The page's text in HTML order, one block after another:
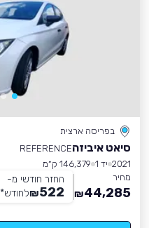
בפריסה ארצית
סיאט איביזהREFERENCE
2021 יד 1
146,379 ק״מ
מחיר
44,285
₪
החזר חודשי מ-
522
₪לחודש*